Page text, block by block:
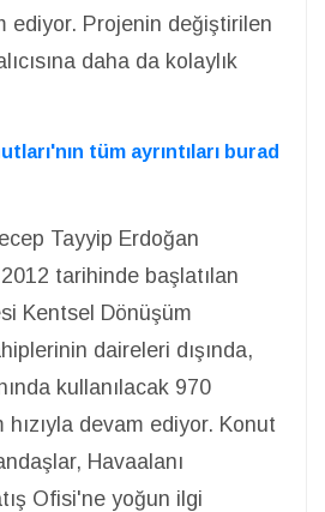
ediyor. Projenin değiştirilen
daha da kolaylık
tüm ayrıntıları burad
Tayyip Erdoğan
tarihinde başlatılan
Kentsel Dönüşüm
daireleri dışında,
kullanılacak 970
hızıyla devam ediyor. Konut
Havaalanı
Ofisi'ne yoğun ilgi